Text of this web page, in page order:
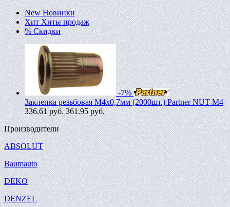
New Новинки
Хит Хиты продаж
% Скидки
-7%
Заклепка резьбовая M4х0,7мм (2000шт.) Partner NUT-M4
336.61руб. 361.95 руб.
Производители
ABSOLUT
Baumauto
DEKO
DENZEL